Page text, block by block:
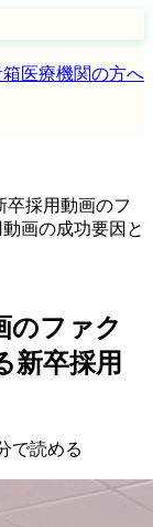
医療機関の方へ
卒採用動画のフ
画の成功要因と
のファク
新卒採用
で読める